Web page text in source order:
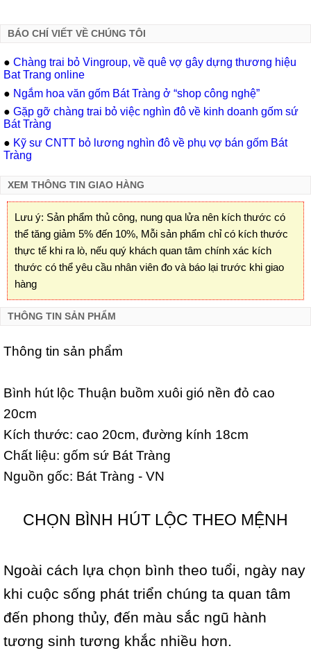
BÁO CHÍ VIẾT VỀ CHÚNG TÔI
● Chàng trai bỏ Vingroup, về quê vợ gây dựng thương hiệu
Bat Trang online
● Ngắm hoa văn gốm Bát Tràng ở “shop công nghệ”
● Gặp gỡ chàng trai bỏ việc nghìn đô về kinh doanh gốm sứ
Bát Tràng
● Kỹ sư CNTT bỏ lương nghìn đô về phụ vợ bán gốm Bát
Tràng
XEM THÔNG TIN GIAO HÀNG
Lưu ý: Sản phẩm thủ công, nung qua lửa nên kích thước có
thể tăng giảm 5% đến 10%, Mỗi sản phẩm chỉ có kích thước
thực tế khi ra lò, nếu quý khách quan tâm chính xác kích
thước có thể yêu cầu nhân viên đo và báo lại trước khi giao
hàng
THÔNG TIN SẢN PHẨM
Thông tin sản phẩm
Bình hút lộc Thuận buồm xuôi gió nền đỏ cao
20cm
Kích thước: cao 20cm, đường kính 18cm
Chất liệu: gốm sứ Bát Tràng
Nguồn gốc: Bát Tràng - VN
CHỌN BÌNH HÚT LỘC THEO MỆNH
Ngoài cách lựa chọn bình theo tuổi, ngày nay
khi cuộc sống phát triển chúng ta quan tâm
đến phong thủy, đến màu sắc ngũ hành
tương sinh tương khắc nhiều hơn.